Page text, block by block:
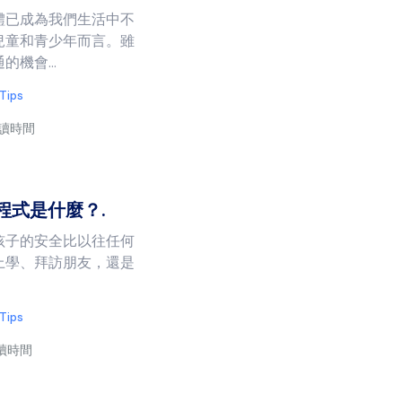
成為我們生活中不
和青少年而言。雖
機會...
時間
式是什麼？.
的安全比以往任何
、拜訪朋友，還是
時間